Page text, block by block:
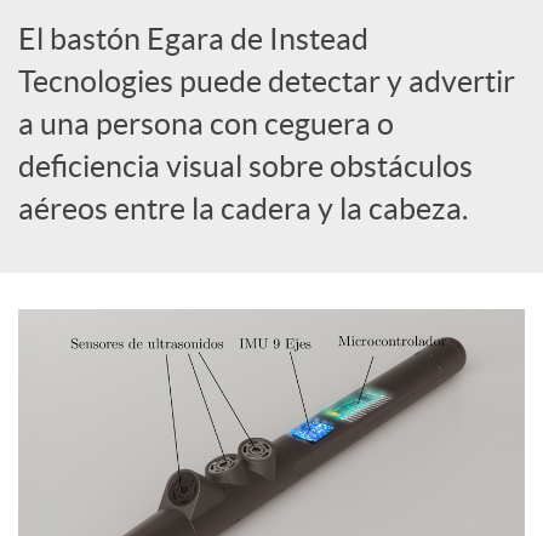
o
r
d
El bastón Egara de Instead
Tecnologies puede detectar y advertir
a una persona con ceguera o
deficiencia visual sobre obstáculos
aéreos entre la cadera y la cabeza.